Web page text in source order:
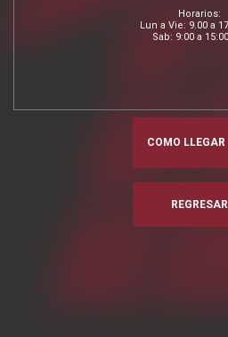
Horarios:
Lun a Vie: 9.00 a
Sab: 9:00 a
COMO LLEGAR
REGRESAR